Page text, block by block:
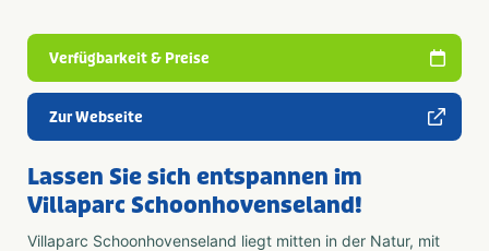
Verfügbarkeit & Preise
Zur Webseite
Lassen Sie sich entspannen im
Villaparc Schoonhovenseland!
Villaparc Schoonhovenseland liegt mitten in der Natur, mit